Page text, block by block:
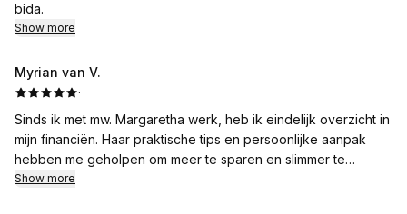
bida.
Show more
Myrian van V.
·
Sinds ik met mw. Margaretha werk, heb ik eindelijk overzicht in
mijn financiën. Haar praktische tips en persoonlijke aanpak
hebben me geholpen om meer te sparen en slimmer te
investeren. Aanrader voor iedereen die financiële rust wil!
Show more